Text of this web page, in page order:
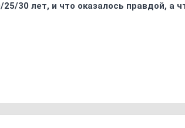
30 лет, и что оказалось правдой, а